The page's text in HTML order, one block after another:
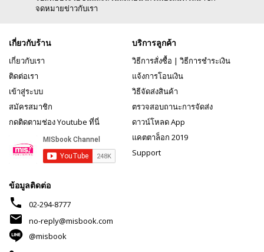
จดหมายข่าวกับเรา
เกี่ยวกับร้าน
เกี่ยวกับเรา
ติดต่อเรา
เข้าสู่ระบบ
สมัครสมาชิก
กดติดตามช่อง Youtube ที่นี่
บริการลูกค้า
วิธีการสั่งซื้อ | วิธีการชำระเงิน
แจ้งการโอนเงิน
วิธีจัดส่งสินค้า
ตรวจสอบถานะการจัดส่ง
ดาวน์โหลด App
แคตตาล็อก 2019
Support
ข้อมูลติดต่อ
phone 02-294-8777
mail
no-reply@misbook.com
@misbook